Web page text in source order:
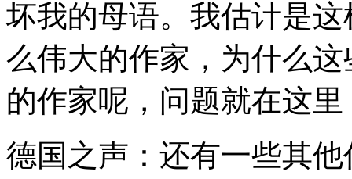
坏我的母语。我估计是
么伟大的作家，为什么
的作家呢，问题就在这
德国之声：还有一些其